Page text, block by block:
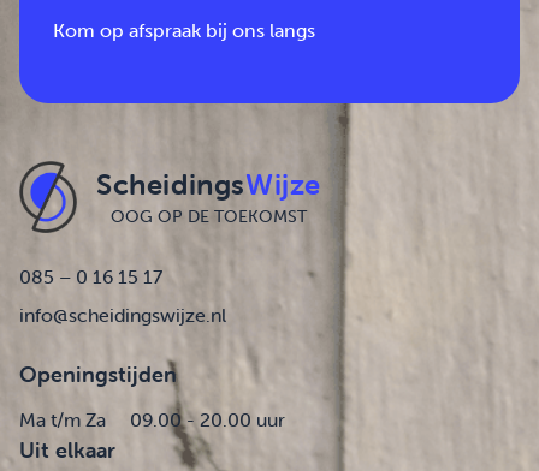
Kom op afspraak bij ons langs
ScheidingsWijze
OOG OP DE TOEKOMST
085 – 0 16 15 17
info@scheidingswijze.nl
Openingstijden
Ma t/m Za 09.00 - 20.00 uur
Uit elkaar